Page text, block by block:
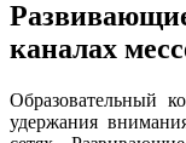
каналах
Образовательный
удержания